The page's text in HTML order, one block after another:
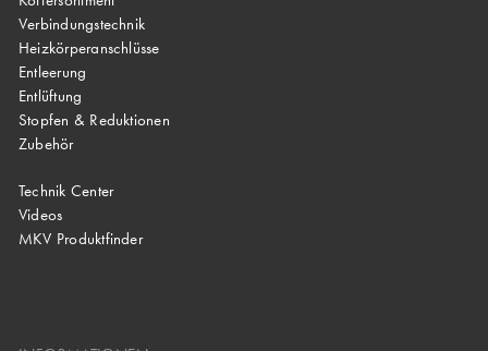
Verbindungstechnik
Heizkörperanschlüsse
Entleerung
Entlüftung
Stopfen & Reduktionen
Zubehör
Technik Center
Videos
MKV Produktfinder